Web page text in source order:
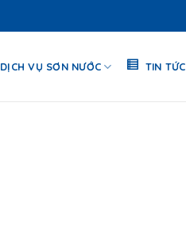
DỊCH VỤ SƠN NƯỚC TIN TỨC